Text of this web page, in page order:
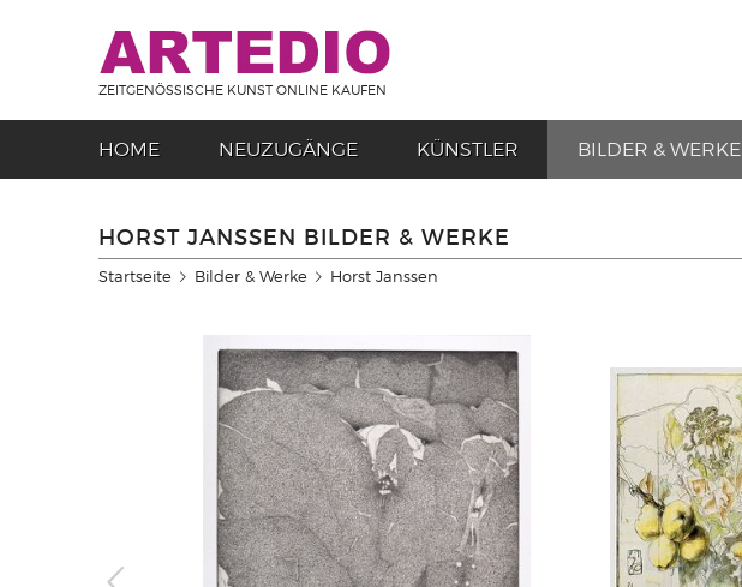
ZEITGENÖSSISCHE KUNST ONLINE KAUFEN
HOME NEUZUGÄNGE KÜNSTLER BILDER & WERKE
HORST JANSSEN BILDER & WERKE
Startseite Bilder & Werke Horst Janssen